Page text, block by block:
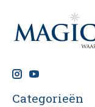
Categorieën